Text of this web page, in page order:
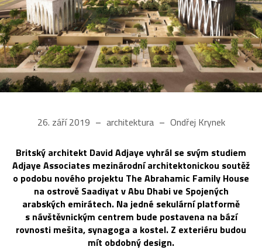
26. září 2019 architektura Ondřej Krynek
Britský architekt David Adjaye vyhrál se svým studiem
Adjaye Associates mezinárodní architektonickou soutěž
o podobu nového projektu The Abrahamic Family House
na ostrově Saadiyat v Abu Dhabi ve Spojených
arabských emirátech. Na jedné sekulární platformě
s návštěvnickým centrem bude postavena na bází
rovnosti mešita, synagoga a kostel. Z exteriéru budou
mít obdobný design.